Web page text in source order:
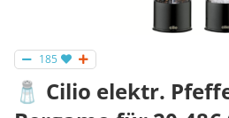
185
🧂 Cilio elektr.